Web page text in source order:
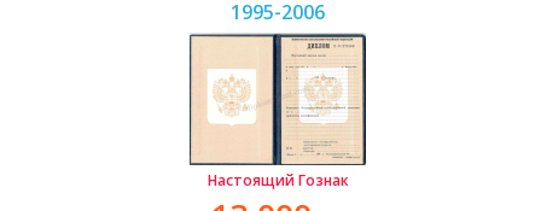
1995-2006
Настоящий Гознак